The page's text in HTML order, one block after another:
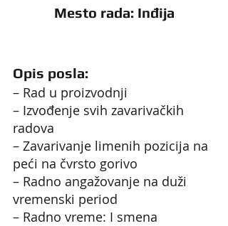
Mesto rada: Inđija
Opis posla:
– Rad u proizvodnji
– Izvođenje svih zavarivačkih
radova
– Zavarivanje limenih pozicija na
peći na čvrsto gorivo
– Radno angažovanje na duži
vremenski period
– Radno vreme: I smena